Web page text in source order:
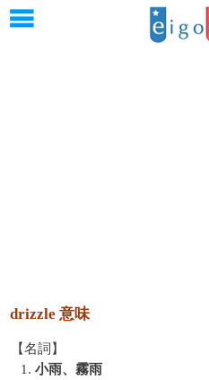
drizzle 意味
【名詞】
1. 小雨、霧雨